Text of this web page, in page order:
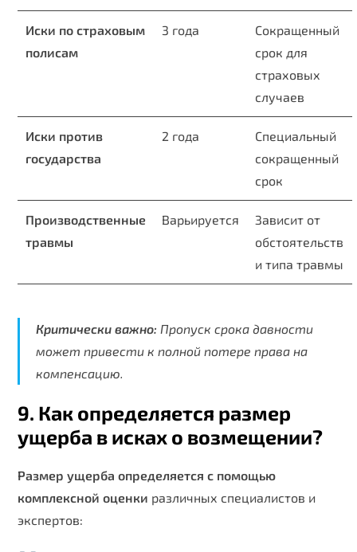
Иски по страховым
полисам
3 года
Сокращенный
срок для
страховых
случаев
Иски против
государства
2 года
Специальный
сокращенный
срок
Производственные
травмы
Варьируется
Зависит от
обстоятельств
и типа травмы
Критически важно: Пропуск срока давности
может привести к полной потере права на
компенсацию.
9. Как определяется размер
ущерба в исках о возмещении?
Размер ущерба определяется с помощью
комплексной оценки различных специалистов и
экспертов: